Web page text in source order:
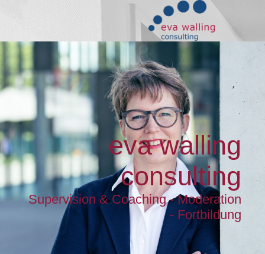
eva walling
consulting
Supervision & Coaching - Moderation
- Fortbildung